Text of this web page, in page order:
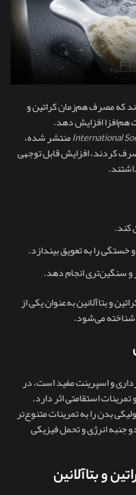
که مصرف هم‌زمان کراتین و
هم‌افزا افزایش دهد.
Internationalمنتشر شده،
کردند، افزایش قابل توجهی
کند.
خستگی را به تعویق بیندازد.
و سنگین‌تری انجام دهد.
و بتاآلانین به‌عنوان یکی از
شناخته می‌شود.
و اسپرینت مفید است، در
استقامتی اثر دارد.
بدن را به تمرینات متنوع‌تر
جنبه انرژی و تحمل فیزیکی
و بتاآلانین